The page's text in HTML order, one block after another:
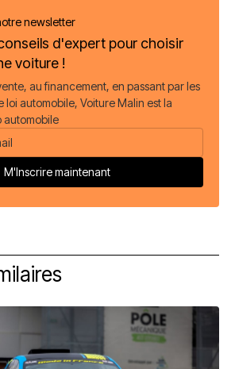
newsletter
d'expert pour choisir
voiture !
au financement, en passant par les
loi automobile, Voiture Malin est la
automobile